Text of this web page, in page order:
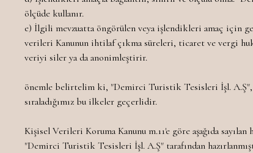
ölçüde kullanır.
e) İlgili mevzuatta öngörülen veya işlendikleri amaç için
verileri Kanunun ihtilaf çıkma süreleri, ticaret ve vergi
veriyi siler ya da anonimleştirir.
önemle belirtelim ki, "Demirci Turistik Tesisleri İşl. A.Ş",
sıraladığımız bu ilkeler geçerlidir.
Kişisel Verileri Koruma Kanunu m.11'e göre aşağıda
"Demirci Turistik Tesisleri İşl. A.Ş" tarafından